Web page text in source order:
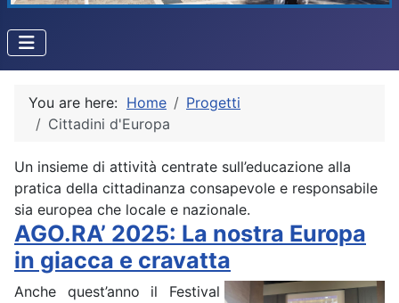
You are here: Home
Progetti
Cittadini d'Europa
Un insieme di attività centrate sull’educazione alla
pratica della cittadinanza consapevole e responsabile
sia europea che locale e nazionale.
AGO.RA’ 2025: La nostra Europa
in giacca e cravatta
Anche quest’anno il Festival